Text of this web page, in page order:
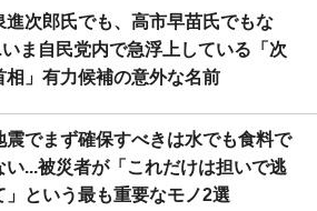
進次郎氏でも、高市早苗氏でもな
いま自民党内で急浮上している「次
相」有力候補の意外な名前
震でまず確保すべきは水でも食料で
い...被災者が「これだけは担いで逃
」という最も重要なモノ2選